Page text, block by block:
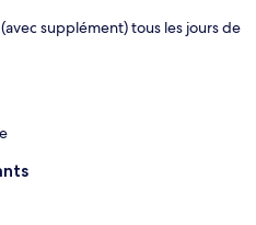
supplément) tous les jours de